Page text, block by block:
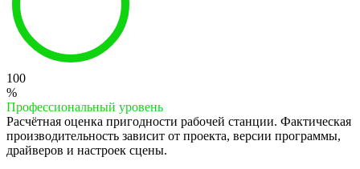
100
%
Профессиональный уровень
Расчётная оценка пригодности рабочей станции. Фактическая
производительность зависит от проекта, версии программы,
драйверов и настроек сцены.